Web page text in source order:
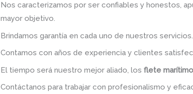
Nos caracterizamos por ser confiables y honestos,
mayor objetivo.
Brindamos garantía en cada uno de nuestros servicios.
Contamos con años de experiencia y clientes
El tiempo será nuestro mejor aliado, losflete
Contáctanos para trabajar con profesionalismo y